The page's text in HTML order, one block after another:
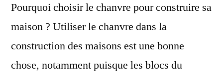
Pourquoi choisir le chanvre pour construire sa
maison ? Utiliser le chanvre dans la
construction des maisons est une bonne
chose, notamment puisque les blocs du